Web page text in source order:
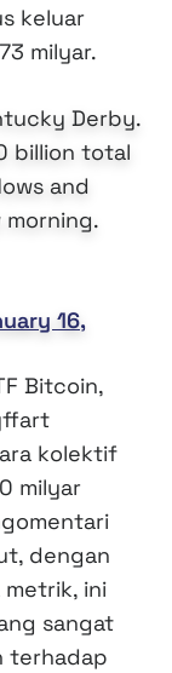
keluar
milyar.
Derby.
billion total
and
16,
Bitcoin,
kolektif
milyar
dengan
metrik, ini
sangat
terhadap